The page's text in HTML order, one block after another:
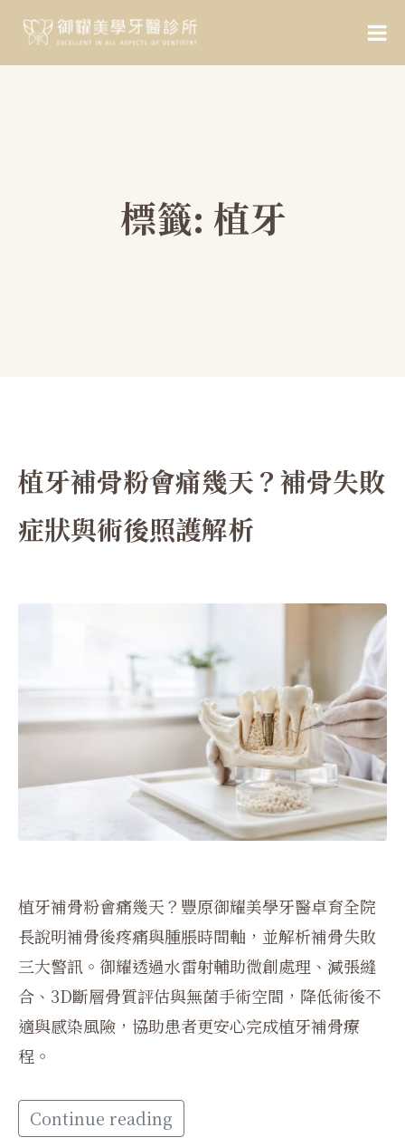
標籤: 植牙
植牙補骨粉會痛幾天？補骨失敗
症狀與術後照護解析
植牙補骨粉會痛幾天？豐原御耀美學牙醫卓育全院
長說明補骨後疼痛與腫脹時間軸，並解析補骨失敗
三大警訊。御耀透過水雷射輔助微創處理、減張縫
合、3D斷層骨質評估與無菌手術空間，降低術後不
適與感染風險，協助患者更安心完成植牙補骨療
程。
Continue reading